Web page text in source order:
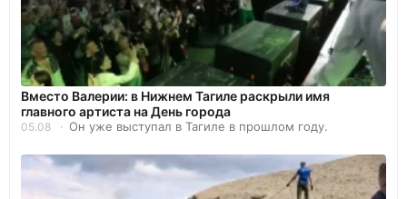
Вместо Валерии: в Нижнем Тагиле раскрыли имя
главного артиста на День города
05.08 Он уже выступал в Тагиле в прошлом году.